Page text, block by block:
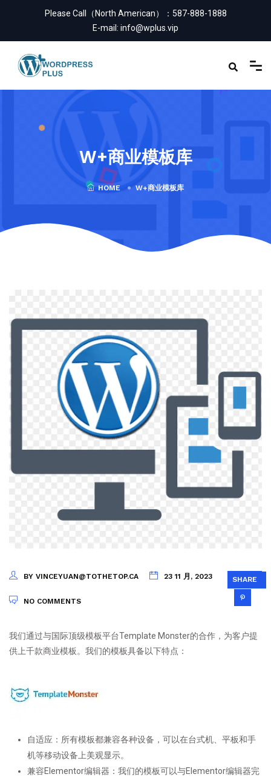
Please Call（North American）： 587-888-1888
E-mail: info@wplus.vip
W+商业模板库
HOME W+商业模板库
BY VINCEYUAN@TOTHETOP.CA 23 11 月, 2023
NO COMMENTS
SHARE
我们通过与国际顶级模板平台Template Monster的合作，为客户提
供上千款商业模板。我们的模板具备以下特点：
自适应：所有模板都兼容各种设备，可以在台式机、平板和手
机等移动设备上美观显示。
兼容Elementor编辑器：我们的模板可以与Elementor编辑器完